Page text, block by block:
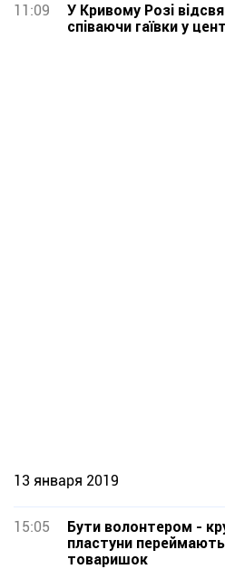
11:09
У Кривому Розі
співаючи гаївки у
13 января 2019
15:05
Бути волонтером -
пластуни
товаришок